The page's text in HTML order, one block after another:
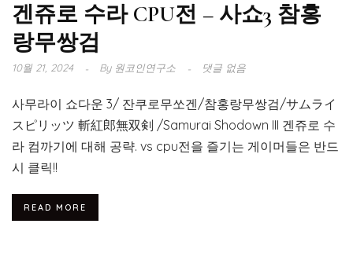
겐쥬로 수라 CPU전 – 사쇼3 참홍
랑무쌍검
10월 21, 2024 By원코인연구소 댓글 없음
사무라이 쇼다운 3/ 잔쿠로무쏘겐/참홍랑무쌍검/サムライ
スピリッツ 斬紅郎無双剣 /Samurai Shodown III 겐쥬로 수
라 컴까기에 대해 공략. vs cpu전을 즐기는 게이머들은 반드
시 클릭!!
READ MORE